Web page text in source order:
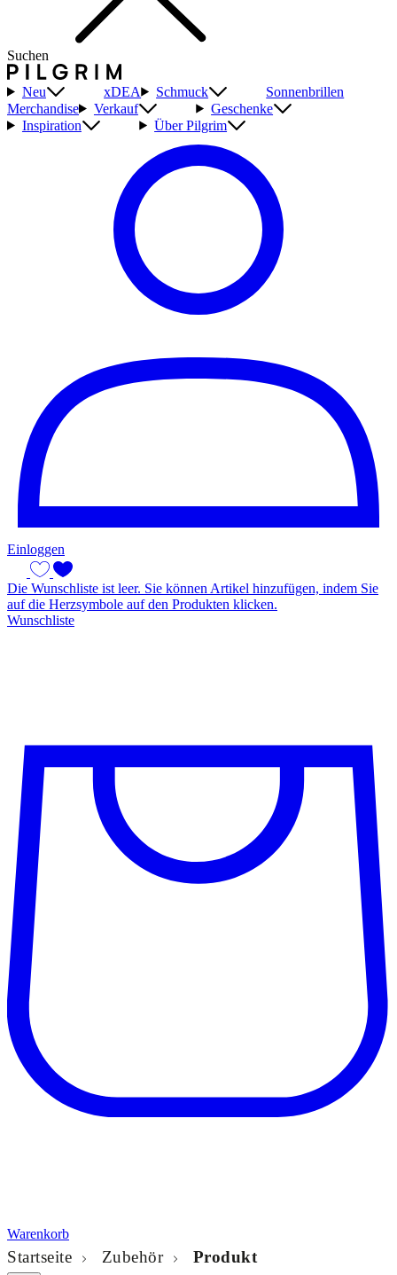
Suchen
Neu xDEA Schmuck
Sonnenbrillen
Merchandise
Verkauf
Geschenke
Inspiration
Über Pilgrim
Einloggen
Die Wunschliste ist leer. Sie können Artikel hinzufügen, indem Sie
auf die Herzsymbole auf den Produkten klicken.
Wunschliste
Warenkorb
Startseite Zubehör Produkt